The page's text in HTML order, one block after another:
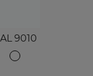
9010